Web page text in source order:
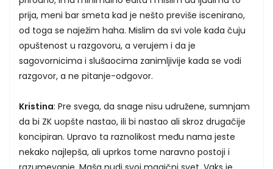
prija, meni bar smeta kad je nešto previše iscenirano,
od toga se naježim haha. Mislim da svi vole kada čuju
opuštenost u razgovoru, a verujem i da je
sagovornicima i slušaocima zanimljivije kada se vodi
razgovor, a ne pitanje-odgovor.
Kristina: Pre svega, da snage nisu udružene, sumnjam
da bi ZK uopšte nastao, ili bi nastao ali skroz drugačije
koncipiran. Upravo ta raznolikost među nama jeste
nekako najlepša, ali uprkos tome naravno postoji i